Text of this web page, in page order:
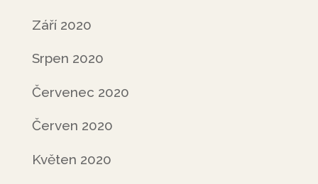
Září 2020
Srpen 2020
Červenec 2020
Červen 2020
Květen 2020